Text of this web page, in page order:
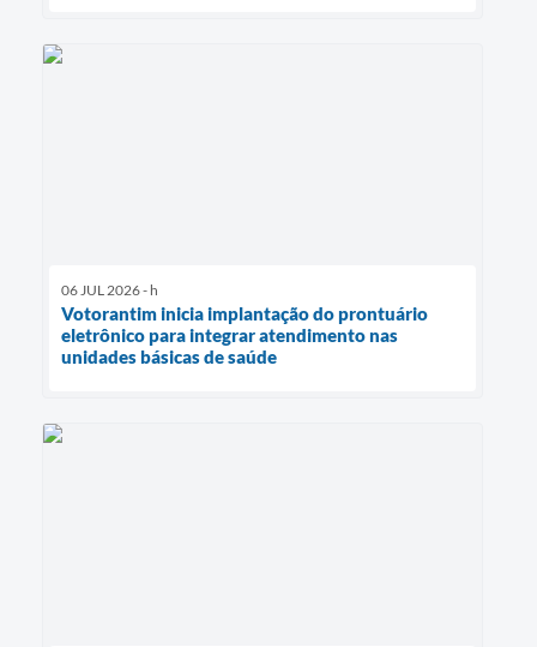
06 JUL 2026 - h
Votorantim inicia implantação do prontuário
eletrônico para integrar atendimento nas
unidades básicas de saúde